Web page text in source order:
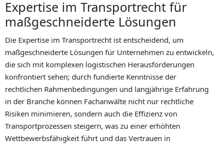
Expertise im Transportrecht für
maßgeschneiderte Lösungen
Die Expertise im Transportrecht ist entscheidend, um
maßgeschneiderte Lösungen für Unternehmen zu entwickeln,
die sich mit komplexen logistischen Herausforderungen
konfrontiert sehen; durch fundierte Kenntnisse der
rechtlichen Rahmenbedingungen und langjährige Erfahrung
in der Branche können Fachanwälte nicht nur rechtliche
Risiken minimieren, sondern auch die Effizienz von
Transportprozessen steigern, was zu einer erhöhten
Wettbewerbsfähigkeit führt und das Vertrauen in